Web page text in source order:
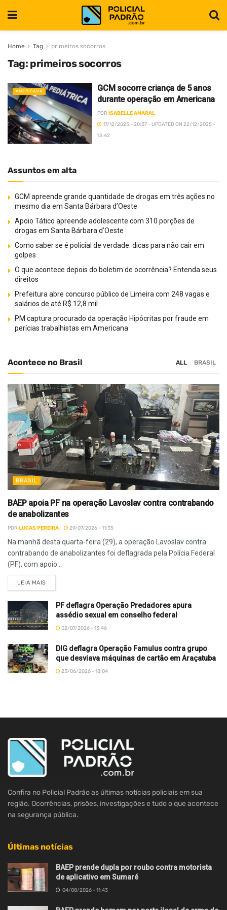
Home Tag primeiros socorros
Tag: primeiros socorros
AMERICANA
GCM socorre criança de 5 anos
durante operação em Americana
POR ISABELLE AMARAL
17/12/2025 - 20:37 - UPDATED ON 22/12/2025 -
13:42
Assuntos em alta
GCM apreende grande quantidade de drogas em três ações no
mesmo dia em Santa Bárbara d’Oeste
Apoio Tático apreende adolescente com 310 porções de
drogas em Santa Bárbara d’Oeste
Como saber se é policial de verdade: dicas para não cair em
golpes
O que acontece depois do boletim de ocorrência? Entenda seus
direitos
Prefeitura abre concurso público de Limeira com 248 vagas e
salários de até R$ 12,8 mil
PM captura procurado da operação Hipócritas por fraude em
perícias trabalhistas em Americana
Acontece no Brasil ALL BRASIL
BRASIL
BAEP apoia PF na operação Lavoslav contra contrabando
de anabolizantes
POR LUCAS PEREIRA 29/07/2026 - 11:35
Na manhã desta quarta-feira (29), a operação Lavoslav contra
contrabando de anabolizantes foi deflagrada pela Polícia Federal
(PF), com apoio...
LEIA MAIS
PF deflagra Operação Predadores apura
assédio sexual em conselho federal
02/07/2026 - 13:46
DIG deflagra Operação Famulus contra grupo
que desviava máquinas de cartão em Araçatuba
23/06/2026 - 18:04
Confira no Policial Padrão as últimas notícias policiais em sua
região. Ocorrências, prisões, investigações e tudo o que acontece
na segurança pública.
Últimas notícias
BAEP prende dupla por roubo contra motorista
de aplicativo em Sumaré
04/08/2026 - 11:43